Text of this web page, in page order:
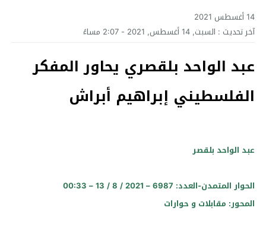
14 أغسطس 2021
آخر تحديث : السبت, 14 أغسطس, 2021 - 2:07 مساءً
عبد الواحد بلقصري يحاور المفكر
الفلسطيني إبراهيم أبراش
عبد الواحد بلقصر
الحوار المتمدن-العدد: 6987 – 2021 / 8 / 13 – 00:33
المحور: مقابلات و حوارات